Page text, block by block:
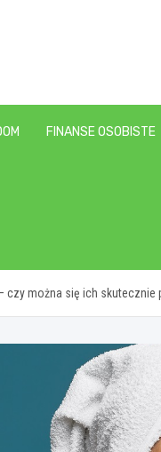
FINANSE OSOBISTE
czy można się ich skutecznie